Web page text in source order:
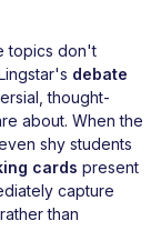
topics don't
debate
thought-
about. When the
shy students
cards present
capture
than